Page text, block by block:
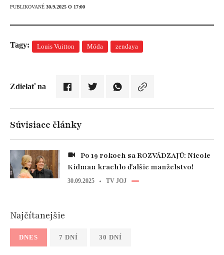
PUBLIKOVANÉ 30.9.2025 O 17:00
Tagy: Louis Vuitton Móda zendaya
Zdielať na
Súvisiace články
Kidman krachlo ďalšie manželstvo!
30.09.2025 TV JOJ
Najčítanejšie
DNES 7 DNÍ 30 DNÍ